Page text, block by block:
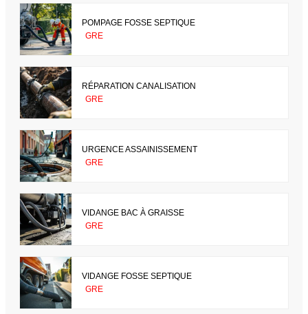
POMPAGE FOSSE SEPTIQUE
GRE
RÉPARATION CANALISATION
GRE
URGENCE ASSAINISSEMENT
GRE
VIDANGE BAC À GRAISSE
GRE
VIDANGE FOSSE SEPTIQUE
GRE